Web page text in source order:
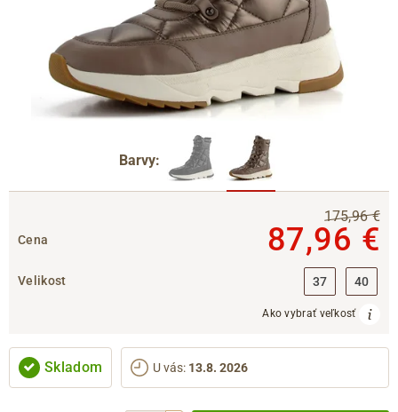
Barvy:
Cena
175,96 €
87,96 €
Velikost 37 40
Ako vybrať veľkosť
Skladom U vás: 13.8. 2026